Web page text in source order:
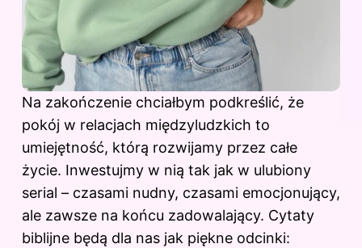
Na zakończenie chciałbym podkreślić, że
pokój w relacjach międzyludzkich to
umiejętność, którą rozwijamy przez całe
życie. Inwestujmy w nią tak jak w ulubiony
serial – czasami nudny, czasami emocjonujący,
ale zawsze na końcu zadowalający. Cytaty
biblijne będą dla nas jak piękne odcinki: